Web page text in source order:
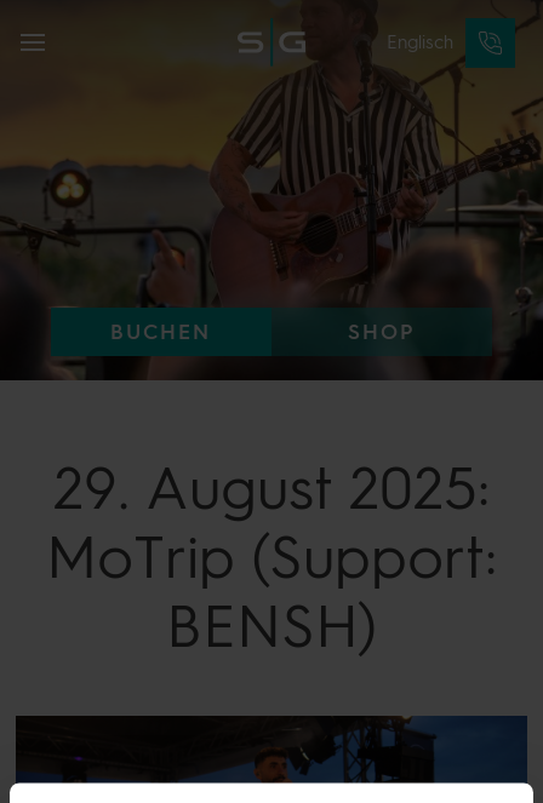
Englisch
BUCHEN SHOP
29. August 2025:
MoTrip (Support:
BENSH)